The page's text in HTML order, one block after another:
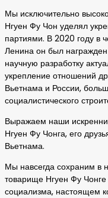
Мы исключительно
Нгуен Фу Чон уделял
партиями. В 2020 году в
Ленина он был
научную разработку
укрепление отношений
Вьетнама и России,
социалистического
Выражаем наши
Нгуен Фу Чонга, его
Вьетнама.
Мы навсегда сохраним в
товарище Нгуен Фу
социализма, настоящем